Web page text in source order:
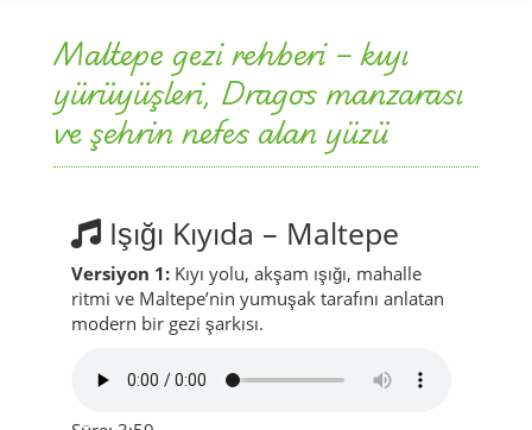
Maltepe gezi rehberi – kıyı
yürüyüşleri, Dragos manzarası
ve şehrin nefes alan yüzü
Işığı Kıyıda – Maltepe
Versiyon 1: Kıyı yolu, akşam ışığı, mahalle
ritmi ve Maltepe’nin yumuşak tarafını anlatan
modern bir gezi şarkısı.